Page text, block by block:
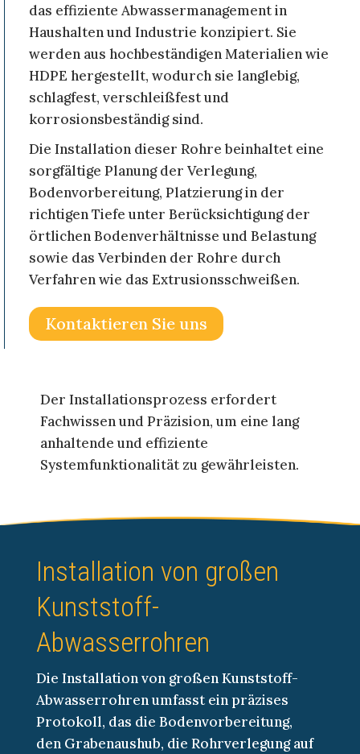
das effiziente Abwassermanagement in
Haushalten und Industrie konzipiert. Sie
werden aus hochbeständigen Materialien wie
HDPE hergestellt, wodurch sie langlebig,
schlagfest, verschleißfest und
korrosionsbeständig sind.
Die Installation dieser Rohre beinhaltet eine
sorgfältige Planung der Verlegung,
Bodenvorbereitung, Platzierung in der
richtigen Tiefe unter Berücksichtigung der
örtlichen Bodenverhältnisse und Belastung
sowie das Verbinden der Rohre durch
Verfahren wie das Extrusionsschweißen.
Kontaktieren Sie uns
Der Installationsprozess erfordert
Fachwissen und Präzision, um eine lang
anhaltende und effiziente
Systemfunktionalität zu gewährleisten.
Installation von großen
Kunststoff-
Abwasserrohren
Die Installation von großen Kunststoff-
Abwasserrohren umfasst ein präzises
Protokoll, das die Bodenvorbereitung,
den Grabenaushub, die Rohrverlegung auf